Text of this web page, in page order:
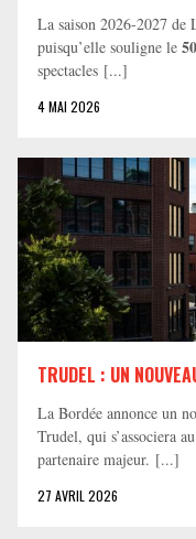
La saison 2026-2027 de
puisqu’elle souligne le
spectacles [...]
4 MAI 2026
TRUDEL : UN
La Bordée annonce un
Trudel, qui s’associera
partenaire majeur. [...]
27 AVRIL 2026